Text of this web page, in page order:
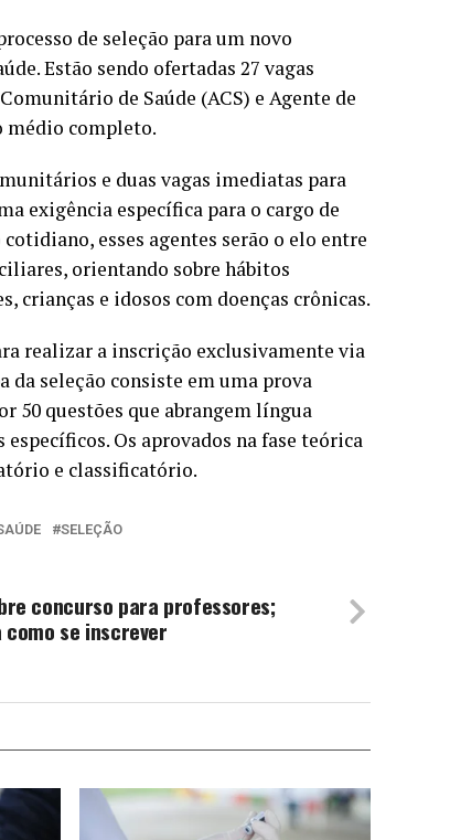
de seleção para um novo
Estão sendo ofertadas 27 vagas
de Saúde (ACS) e Agente de
médio completo.
e duas vagas imediatas para
exigência específica para o cargo de
esses agentes serão o elo entre
orientando sobre hábitos
crianças e idosos com doenças crônicas.
realizar a inscrição exclusivamente via
seleção consiste em uma prova
50 questões que abrangem língua
Os aprovados na fase teórica
e classificatório.
SELEÇÃO
concurso para professores;
se inscrever